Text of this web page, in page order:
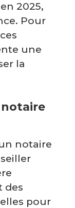
2025,
Pour
une
la
notaire
des
pour